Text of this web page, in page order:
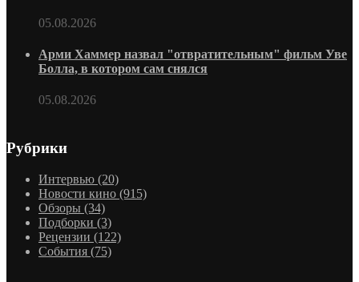
05.08.2026
Арми Хаммер назвал "отвратительным" фильм Уве
Болла, в котором сам снялся
05.08.2026
Рубрики
Интервью (20)
Новости кино (915)
Обзоры (34)
Подборки (3)
Рецензии (122)
События (75)